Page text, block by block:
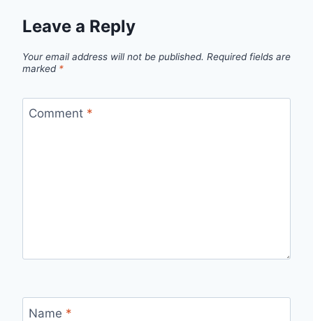
Leave a Reply
Your email address will not be published. Required fields are
marked *
Comment *
Name *